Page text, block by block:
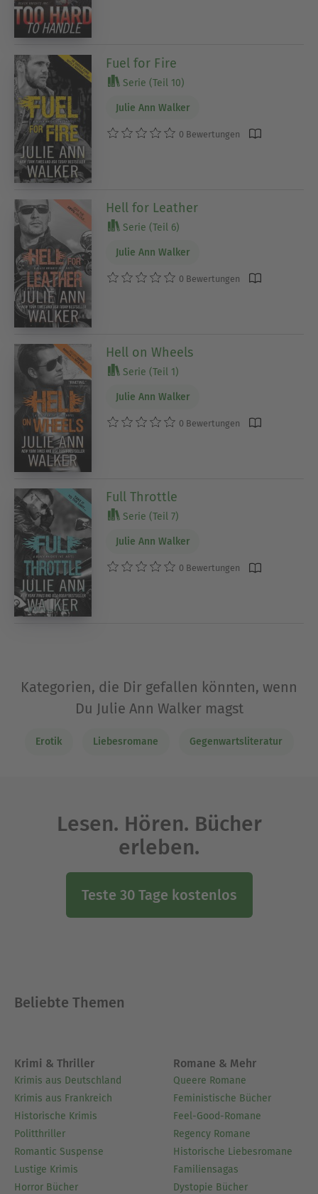
Fuel for Fire
Serie (Teil 10)
Julie Ann Walker
0 Bewertungen
Hell for Leather
Serie (Teil 6)
Julie Ann Walker
0 Bewertungen
Hell on Wheels
Serie (Teil 1)
Julie Ann Walker
0 Bewertungen
Full Throttle
Serie (Teil 7)
Julie Ann Walker
0 Bewertungen
Kategorien, die Dir gefallen könnten, wenn
Du Julie Ann Walker magst
Erotik Liebesromane Gegenwartsliteratur
Lesen. Hören. Bücher
erleben.
Teste 30 Tage kostenlos
Beliebte Themen
Krimi & Thriller
Krimis aus Deutschland
Krimis aus Frankreich
Historische Krimis
Politthriller
Romantic Suspense
Lustige Krimis
Horror Bücher
Romane & Mehr
Queere Romane
Feministische Bücher
Feel-Good-Romane
Regency Romane
Historische Liebesromane
Familiensagas
Dystopie Bücher